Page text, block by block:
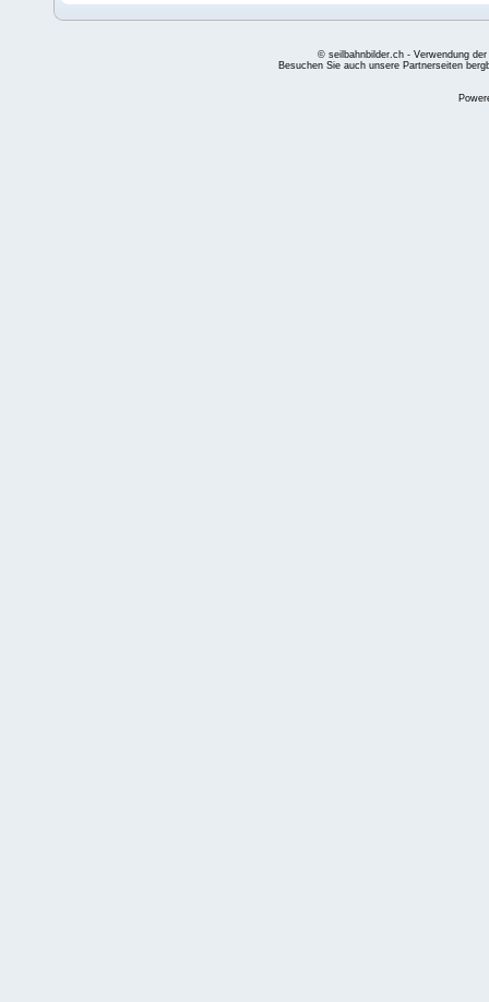
© seilbahnbilder.ch - Verwendung
Besuchen Sie auch unsere Partnerseiten